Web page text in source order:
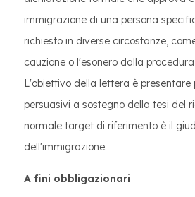
immigrazione di una persona
richiesto in diverse circostanze,
cauzione o l'esonero dalla
L'obiettivo della lettera è presentare
persuasivi a sostegno della tesi del
normale target di riferimento è il
dell'immigrazione.
A fini obbligazionari